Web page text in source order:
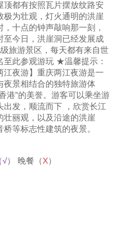
顶都有按照瓦片摆放纹路安
极为壮观，灯火通明的洪崖
十点的钟声敲响那一刻，
至今日，洪崖洞已经发展成
旅游景区，每天都有来自世
至此参观游玩 ★温馨提示：
江夜游】重庆两江夜游是一
夜景相结合的独特旅游体
港”的美誉。游客可以乘坐游
出发，顺流而下 ，欣赏长江
壮丽观，以及沿途的洪崖
等标志性建筑的夜景。
√） 晚餐（X）